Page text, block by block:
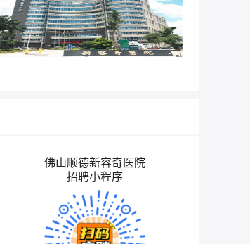
佛山顺德新容奇医院
招聘小程序